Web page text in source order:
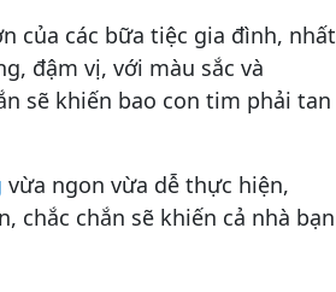
của các bữa tiệc gia đình, nhất
đậm vị, với màu sắc và
sẽ khiến bao con tim phải tan
vừa ngon vừa dễ thực hiện,
chắc chắn sẽ khiến cả nhà bạn